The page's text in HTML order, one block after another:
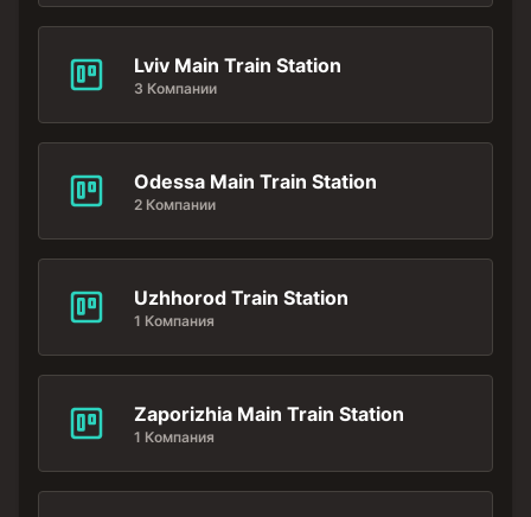
Lviv Main Train Station
3 Компании
Odessa Main Train Station
2 Компании
Uzhhorod Train Station
1 Компания
Zaporizhia Main Train Station
1 Компания